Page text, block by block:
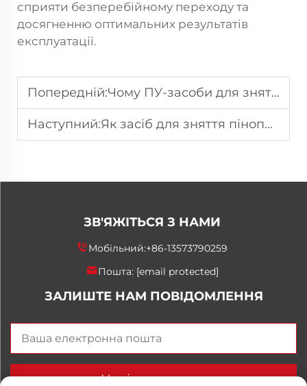
сприяти безперебійному переходу та
досягненню оптимальних результатів
експлуатації.
Попередній:Чому ПУ-засоби для зняття форм із термостійкістю є обов’язковими для процесів пінопластування при високих температурах?
Наступний:Як засіб для зняття пінополіуретану з форми запобігає розривам і дефектам поверхні під час виймання з форми?
ЗВ'ЯЖІТЬСЯ З НАМИ
Мобільний:+86-13573790259
Пошта: [email protected]
ЗАЛИШТЕ НАМ ПОВІДОМЛЕННЯ
Надіслати зараз